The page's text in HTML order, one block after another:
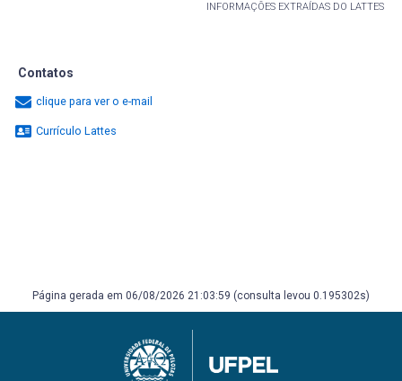
INFORMAÇÕES EXTRAÍDAS DO LATTES
Contatos
clique para ver o e-mail
Currículo Lattes
Página gerada em 06/08/2026 21:03:59 (consulta levou 0.195302s)